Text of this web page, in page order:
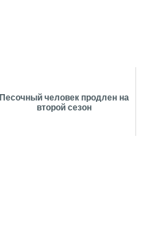
Песочный человек продлен на
второй сезон